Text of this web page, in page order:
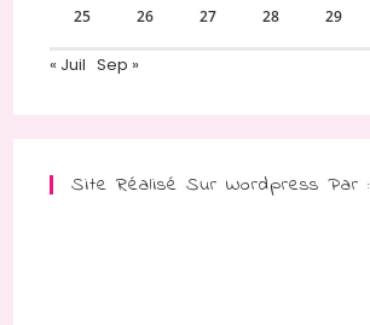
25 26 27 28 29
« Juil Sep »
Site Réalisé Sur Wordpress Par :